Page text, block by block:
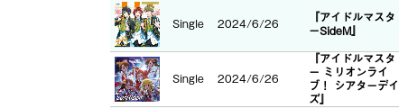
Single 2024/6/26
『アイドルマスタ
ーSideM』
Single 2024/6/26
『アイドルマスタ
ー ミリオンライ
ブ！ シアターデイ
ズ』